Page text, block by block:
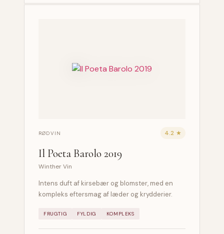
RØDVIN 4.2 ★
Il Poeta Barolo 2019
Winther Vin
Intens duft af kirsebær og blomster, med en
kompleks eftersmag af læder og krydderier.
FRUGTIG FYLDIG KOMPLEKS